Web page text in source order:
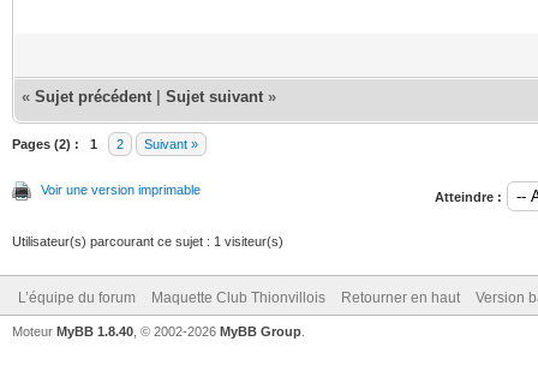
« Sujet précédent Sujet suivant »
Pages (2) : 1 2 Suivant »
Voir une version imprimable Atteindre :
Utilisateur(s) parcourant ce sujet : 1 visiteur(s)
L’équipe du forum Maquette Club Thionvillois Retourner en haut Version
Moteur MyBB 1.8.40 , © 2002-2026 MyBB Group